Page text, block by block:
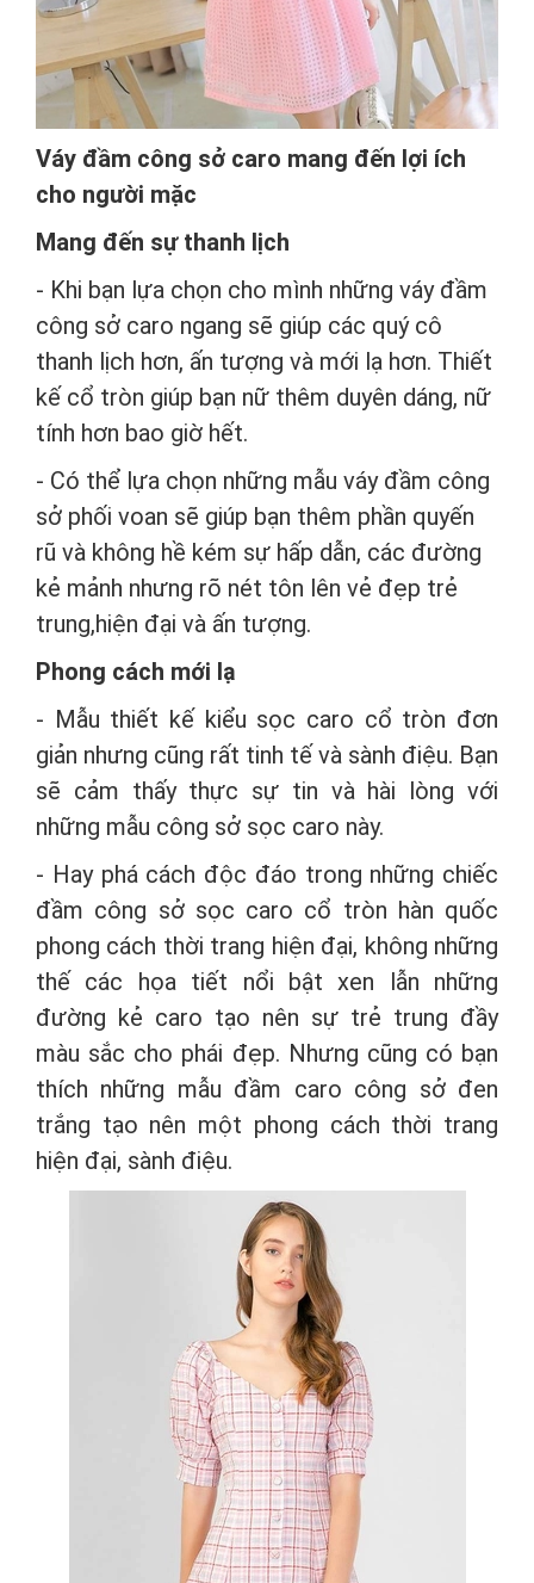
Váy đầm công sở caro mang đến lợi ích
cho người mặc
Mang đến sự thanh lịch
- Khi bạn lựa chọn cho mình những váy đầm
công sở caro ngang sẽ giúp các quý cô
thanh lịch hơn, ấn tượng và mới lạ hơn. Thiết
kế cổ tròn giúp bạn nữ thêm duyên dáng, nữ
tính hơn bao giờ hết.
- Có thể lựa chọn những mẫu váy đầm công
sở phối voan sẽ giúp bạn thêm phần quyến
rũ và không hề kém sự hấp dẫn, các đường
kẻ mảnh nhưng rõ nét tôn lên vẻ đẹp trẻ
trung,hiện đại và ấn tượng.
Phong cách mới lạ
- Mẫu thiết kế kiểu sọc caro cổ tròn đơn
giản nhưng cũng rất tinh tế và sành điệu. Bạn
sẽ cảm thấy thực sự tin và hài lòng với
những mẫu công sở sọc caro này.
- Hay phá cách độc đáo trong những chiếc
đầm công sở sọc caro cổ tròn hàn quốc
phong cách thời trang hiện đại, không những
thế các họa tiết nổi bật xen lẫn những
đường kẻ caro tạo nên sự trẻ trung đầy
màu sắc cho phái đẹp. Nhưng cũng có bạn
thích những mẫu đầm caro công sở đen
trắng tạo nên một phong cách thời trang
hiện đại, sành điệu.